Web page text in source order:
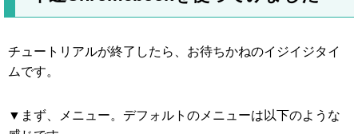
チュートリアルが終了したら、お待ちかねのイジイジタイ
ムです。
▼まず、メニュー。デフォルトのメニューは以下のような